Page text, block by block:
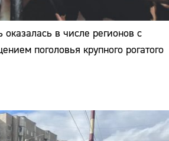
оказалась в числе регионов с
поголовья крупного рогатого